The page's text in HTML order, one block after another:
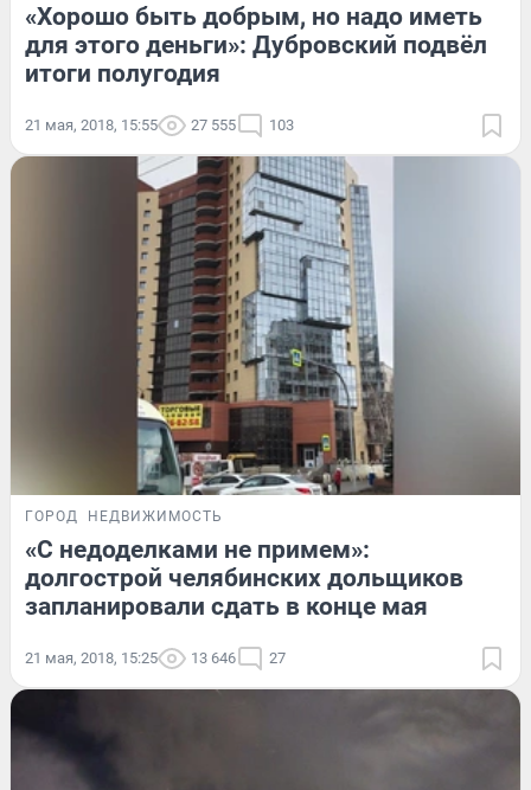
«Хорошо быть добрым, но надо иметь
для этого деньги»: Дубровский подвёл
итоги полугодия
21 мая, 2018, 15:55 27 555 103
ГОРОД НЕДВИЖИМОСТЬ
«С недоделками не примем»:
долгострой челябинских дольщиков
запланировали сдать в конце мая
21 мая, 2018, 15:25 13 646 27